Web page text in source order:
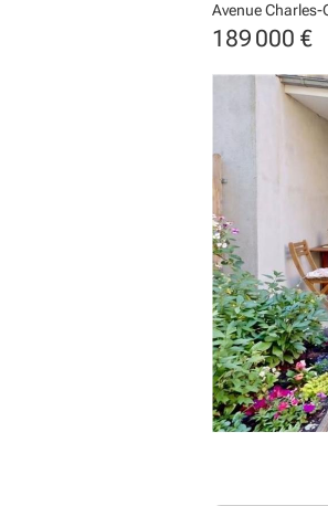
Avenue Charles-
189 000 €